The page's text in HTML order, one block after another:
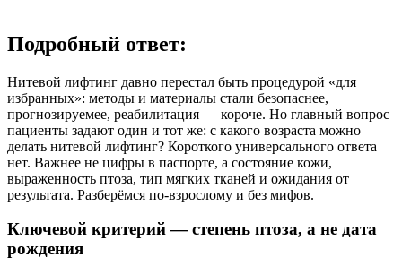
Подробный ответ:
Нитевой лифтинг давно перестал быть процедурой «для
избранных»: методы и материалы стали безопаснее,
прогнозируемее, реабилитация — короче. Но главный вопрос
пациенты задают один и тот же: с какого возраста можно
делать нитевой лифтинг? Короткого универсального ответа
нет. Важнее не цифры в паспорте, а состояние кожи,
выраженность птоза, тип мягких тканей и ожидания от
результата. Разберёмся по‑взрослому и без мифов.
Ключевой критерий — степень птоза, а не дата
рождения